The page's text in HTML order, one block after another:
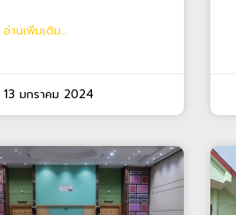
อ่านเพิ่มเติม...
13 มกราคม 2024